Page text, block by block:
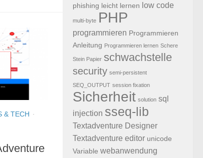
& TECH ·
phishing leicht lernen low code
multi-byte PHP
programmieren Programmieren
Anleitung Programmieren lernen Schere
Stein Papier schwachstelle
security semi-persistent
SEQ_OUTPUT session fixation
Sicherheit solution sql
injection sseq-lib
Textadventure Designer
Textadventure editor unicode
Variable webanwendung